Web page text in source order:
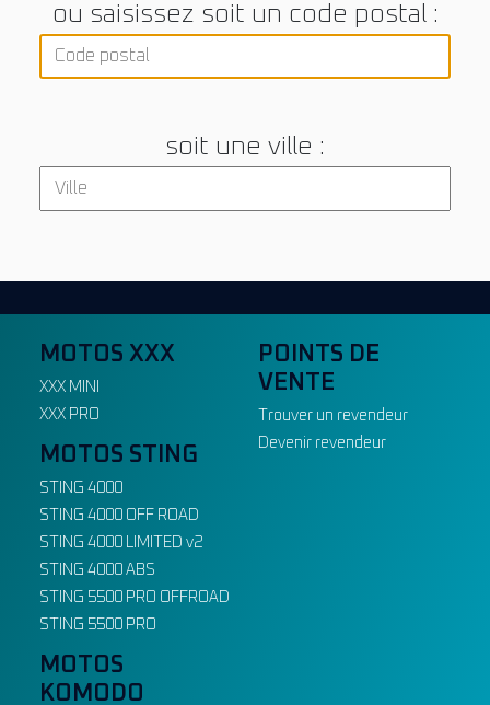
ou saisissez soit un code postal :
soit une ville :
MOTOS XXX
XXX MINI
XXX PRO
MOTOS STING
STING 4000
STING 4000 OFF ROAD
STING 4000 LIMITED v2
STING 4000 ABS
STING 5500 PRO OFFROAD
STING 5500 PRO
MOTOS
KOMODO
POINTS DE
VENTE
Trouver un revendeur
Devenir revendeur